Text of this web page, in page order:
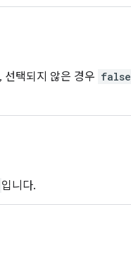
, 선택되지 않은 경우 false
입니다.